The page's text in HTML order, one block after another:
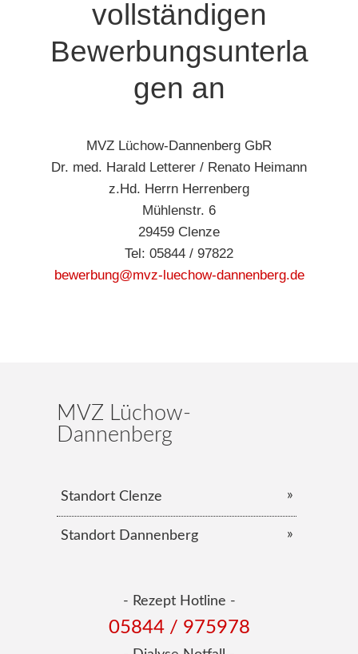
vollständigen
Bewerbungsunterla
gen an
MVZ Lüchow-Dannenberg GbR
Dr. med. Harald Letterer / Renato Heimann
z.Hd. Herrn Herrenberg
Mühlenstr. 6
29459 Clenze
Tel: 05844 / 97822
bewerbung@mvz-luechow-dannenberg.de
MVZ Lüchow-
Dannenberg
Standort Clenze
Standort Dannenberg
- Rezept Hotline -
05844 / 975978